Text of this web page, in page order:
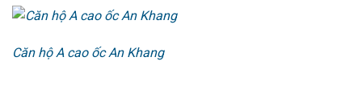
Căn hộ A cao ốc An Khang